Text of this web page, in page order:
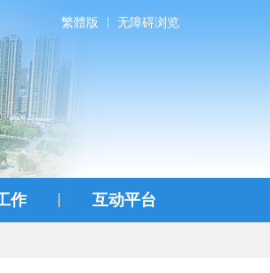
繁體版 无障碍浏览
作 互动平台